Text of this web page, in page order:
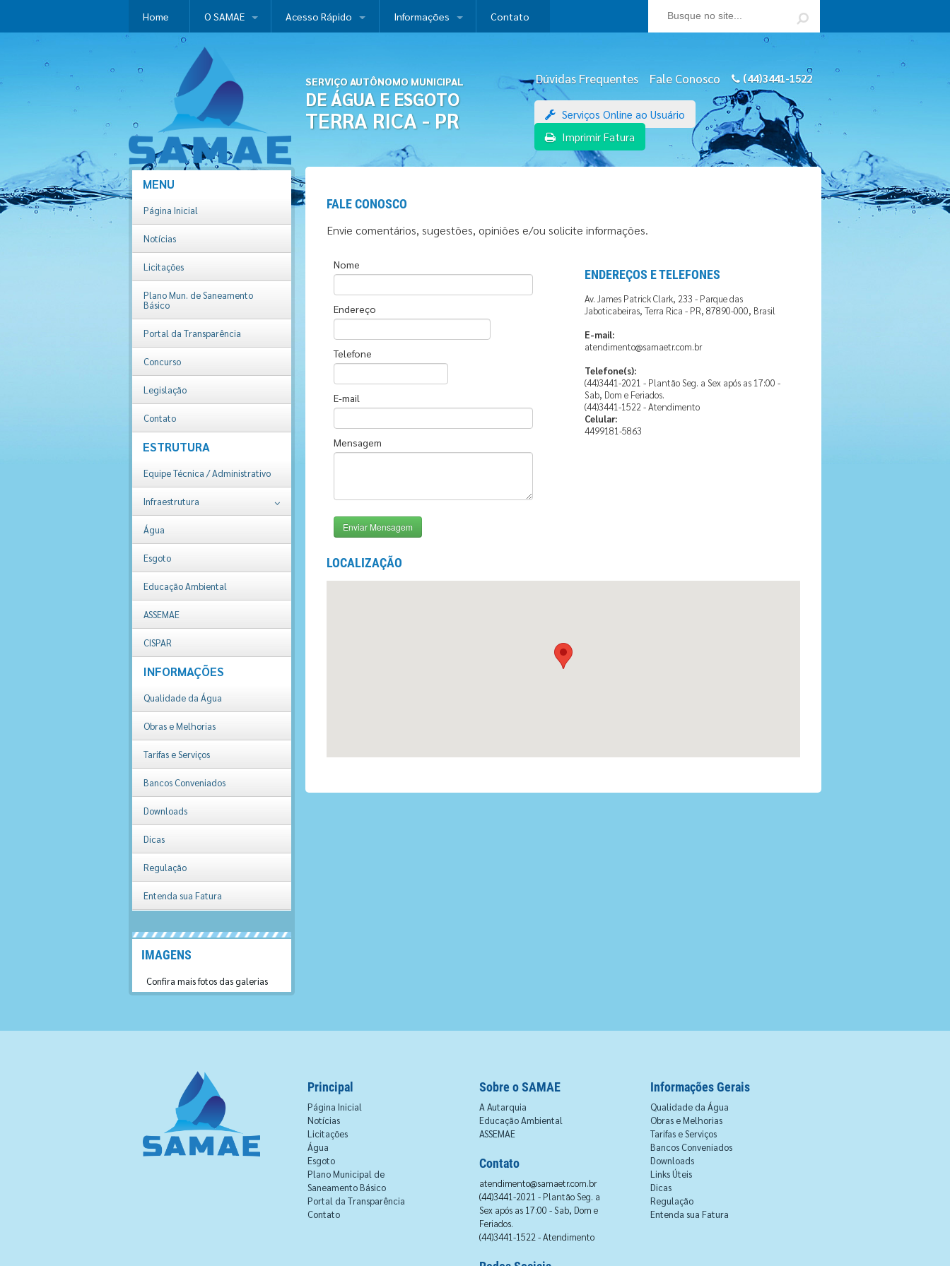
Home O SAMAE Acesso Rápido Informações Contato
SERVIÇO AUTÔNOMO MUNICIPAL
DE ÁGUA E ESGOTO
TERRA RICA - PR
Dúvidas Frequentes Fale Conosco (44)3441-1522
Serviços Online ao Usuário
Imprimir Fatura
MENU
Página Inicial
Notícias
Licitações
Plano Mun. de Saneamento
Básico
Portal da Transparência
Concurso
Legislação
Contato
ESTRUTURA
Equipe Técnica / Administrativo
Infraestrutura
Água
Esgoto
Educação Ambiental
ASSEMAE
CISPAR
INFORMAÇÕES
Qualidade da Água
Obras e Melhorias
Tarifas e Serviços
Bancos Conveniados
Downloads
Dicas
Regulação
Entenda sua Fatura
IMAGENS
Confira mais fotos das galerias
FALE CONOSCO
Envie comentários, sugestões, opiniões e/ou solicite informações.
Nome
Endereço
Telefone
E-mail
Mensagem
Enviar Mensagem
ENDEREÇOS E TELEFONES
Av. James Patrick Clark, 233 - Parque das
Jaboticabeiras, Terra Rica - PR, 87890-000, Brasil
E-mail:
atendimento@samaetr.com.br
Telefone(s):
(44)3441-2021 - Plantão Seg. a Sex após as 17:00 -
Sab, Dom e Feriados.
(44)3441-1522 - Atendimento
Celular:
4499181-5863
LOCALIZAÇÃO
Principal
Página Inicial
Notícias
Licitações
Água
Esgoto
Plano Municipal de
Saneamento Básico
Portal da Transparência
Contato
Sobre o SAMAE
A Autarquia
Educação Ambiental
ASSEMAE
Contato
atendimento@samaetr.com.br
(44)3441-2021 - Plantão Seg. a
Sex após as 17:00 - Sab, Dom e
Feriados.
(44)3441-1522 - Atendimento
Informações Gerais
Qualidade da Água
Obras e Melhorias
Tarifas e Serviços
Bancos Conveniados
Downloads
Links Úteis
Dicas
Regulação
Entenda sua Fatura